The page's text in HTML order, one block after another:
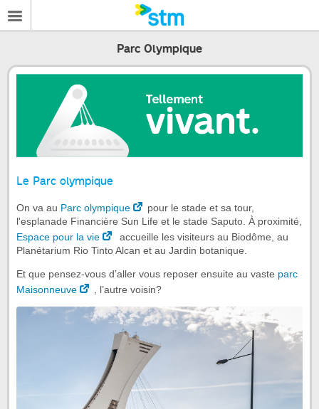
Parc Olympique
Le Parc olympique
On va au Parc olympique
pour le stade et sa tour,
l'esplanade Financière Sun Life et le stade Saputo. À proximité,
Espace pour la vie
accueille les visiteurs au Biodôme, au
Planétarium Rio Tinto Alcan et au Jardin botanique.
Et que pensez-vous d’aller vous reposer ensuite au vaste parc
Maisonneuve
, l’autre voisin?